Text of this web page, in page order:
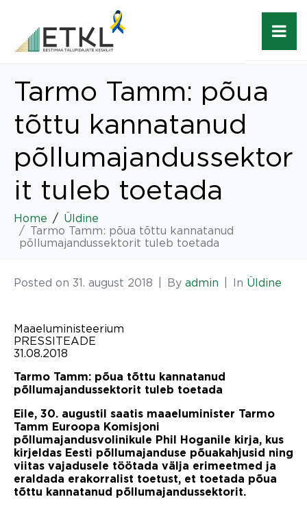
Tarmo Tamm: põua
tõttu kannatanud
põllumajandussektor
it tuleb toetada
Home
Üldine
Tarmo Tamm: põua tõttu kannatanud
põllumajandussektorit tuleb toetada
Posted on 31. august 2018 By admin In Üldine
Maaeluministeerium
PRESSITEADE
31.08.2018
Tarmo Tamm: põua tõttu kannatanud
põllumajandussektorit tuleb toetada
Eile, 30. augustil saatis maaeluminister Tarmo
Tamm Euroopa Komisjoni
põllumajandusvolinikule Phil Hoganile kirja, kus
kirjeldas Eesti põllumajanduse põuakahjusid ning
viitas vajadusele töötada välja erimeetmed ja
eraldada erakorralist toetust, et toetada põua
tõttu kannatanud põllumajandussektorit.